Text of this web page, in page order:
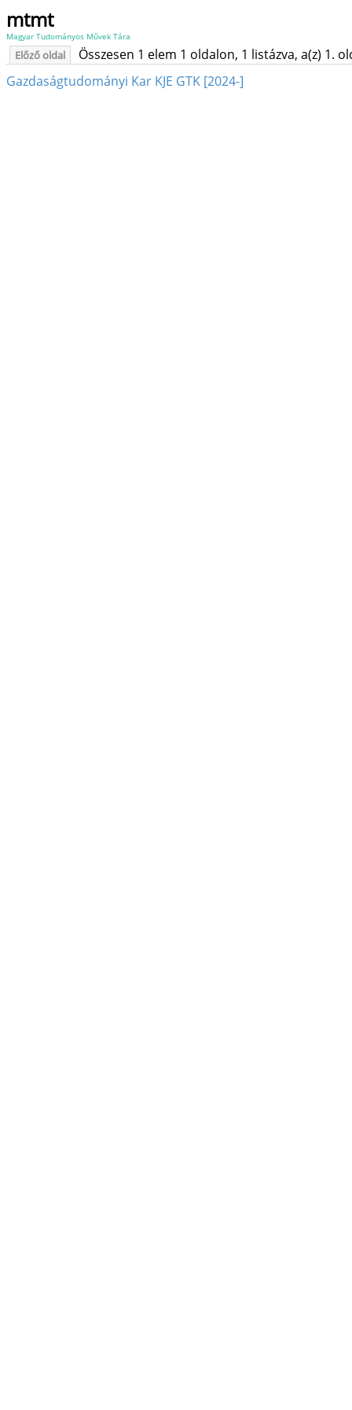
mtmt
Magyar Tudományos Művek Tára
Előző oldal
Összesen 1 elem 1 oldalon, 1 listázva, a(z) 1.
Gazdaságtudományi Kar KJE GTK [2024-]